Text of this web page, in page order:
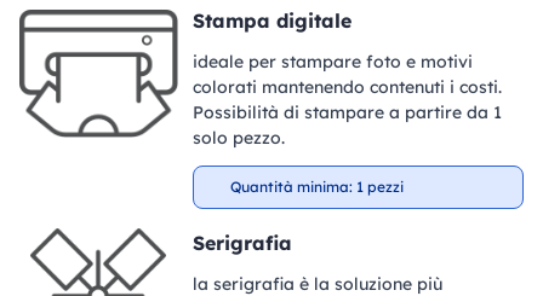
Stampa digitale
ideale per stampare foto e motivi
colorati mantenendo contenuti i costi.
Possibilità di stampare a partire da 1
solo pezzo.
Quantità minima: 1 pezzi
Serigrafia
la serigrafia è la soluzione più